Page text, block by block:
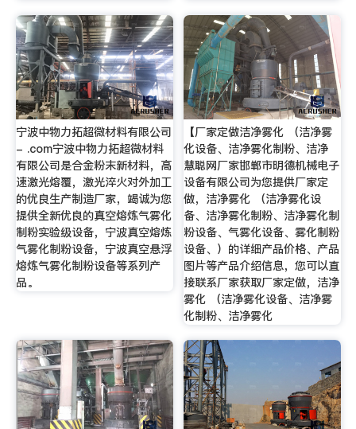
宁波中物力拓超微材料有限公司
- .com宁波中物力拓超微材料
有限公司是合金粉末新材料，高
速激光熔覆，激光淬火对外加工
的优良生产制造厂家，竭诚为您
提供全新优良的真空熔炼气雾化
制粉实验级设备，宁波真空熔炼
气雾化制粉设备，宁波真空悬浮
熔炼气雾化制粉设备等系列产
品。
【厂家定做洁净雾化 （洁净雾
化设备、洁净雾化制粉、洁净
慧聪网厂家邯郸市明德机械电子
设备有限公司为您提供厂家定
做，洁净雾化 （洁净雾化设
备、洁净雾化制粉、洁净雾化制
粉设备、气雾化设备、雾化制粉
设备、）的详细产品价格、产品
图片等产品介绍信息，您可以直
接联系厂家获取厂家定做，洁净
雾化 （洁净雾化设备、洁净雾
化制粉、洁净雾化